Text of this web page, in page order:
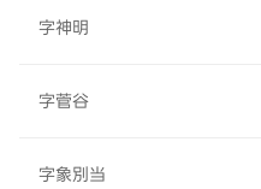
字神明
字菅谷
字象別当